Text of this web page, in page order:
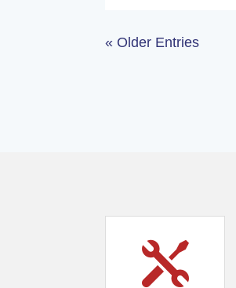
« Older Entries
